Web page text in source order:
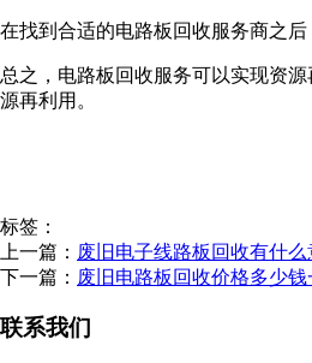
在找到合适的电路板回收服务商之
总之，电路板回收服务可以实现资
源再利用。
标签：
上一篇： 废旧电子线路板回收有什么
下一篇： 废旧电路板回收价格多少钱
联系我们